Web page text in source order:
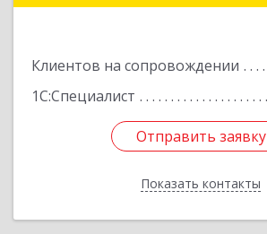
Клиентов на сопровождении
1С:Специалист
Отправить заявку
Показать контакты
Отправить заявку
Назад